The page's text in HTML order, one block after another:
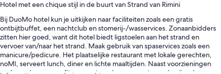
Hotel met een chique stijl in de buurt van Strand van Rimini
Bij DuoMo hotel kun je uitkijken naar faciliteiten zoals een gratis
ontbijtbuffet, een nachtclub en stomerij-/wasservices. Zonaanbidders
zitten hier goed, want dit hotel biedt ligstoelen aan het strand en
vervoer van/naar het strand. Maak gebruik van spaservices zoals een
manicure/pedicure. Het plaatselijke restaurant met lokale gerechten,
noMI, serveert lunch, diner en lichte maaltijden. Naast voorzieningen